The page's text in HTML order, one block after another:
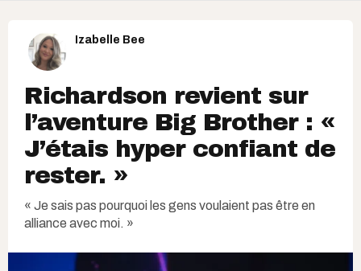
Izabelle Bee
Richardson revient sur
l’aventure Big Brother : «
J’étais hyper confiant de
rester. »
« Je sais pas pourquoi les gens voulaient pas être en
alliance avec moi. »